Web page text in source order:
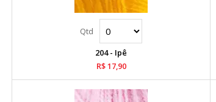
204 - Ipê
R$ 17,90